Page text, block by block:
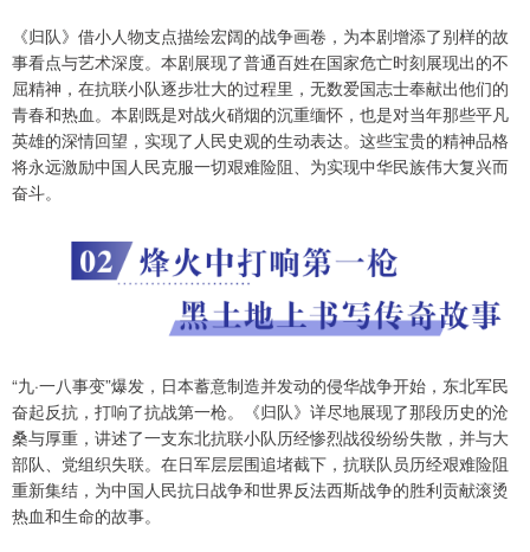
《归队》借小人物支点描绘宏阔的战争画卷，为本剧增添了别样的故
事看点与艺术深度。本剧展现了普通百姓在国家危亡时刻展现出的不
屈精神，在抗联小队逐步壮大的过程里，无数爱国志士奉献出他们的
青春和热血。本剧既是对战火硝烟的沉重缅怀，也是对当年那些平凡
英雄的深情回望，实现了人民史观的生动表达。这些宝贵的精神品格
将永远激励中国人民克服一切艰难险阻、为实现中华民族伟大复兴而
奋斗。
“九·一八事变”爆发，日本蓄意制造并发动的侵华战争开始，东北军民
奋起反抗，打响了抗战第一枪。《归队》详尽地展现了那段历史的沧
桑与厚重，讲述了一支东北抗联小队历经惨烈战役纷纷失散，并与大
部队、党组织失联。在日军层层围追堵截下，抗联队员历经艰难险阻
重新集结，为中国人民抗日战争和世界反法西斯战争的胜利贡献滚烫
热血和生命的故事。